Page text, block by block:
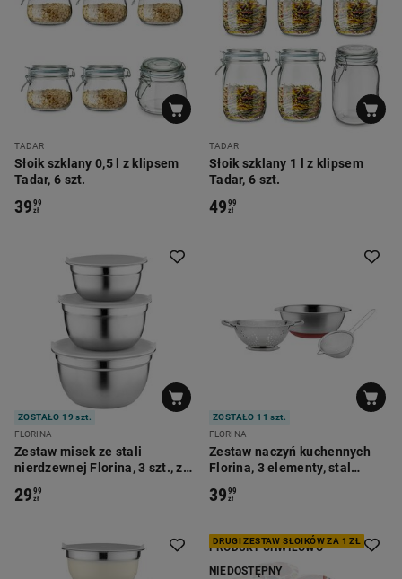
TADAR
Słoik szklany 0,5 l z klipsem
Tadar, 6 szt.
3999
zł
TADAR
Słoik szklany 1 l z klipsem
Tadar, 6 szt.
4999
zł
ZOSTAŁO 19 szt.
FLORINA
Zestaw misek ze stali
nierdzewnej Florina, 3 szt., z
2999
zł
ZOSTAŁO 11 szt.
FLORINA
Zestaw naczyń kuchennych
Florina, 3 elementy, stal
3999
zł
PRODUKT CHWILOWO
NIEDOSTĘPNY
DRUGI ZESTAW SŁOIKÓW ZA 1 ZŁ